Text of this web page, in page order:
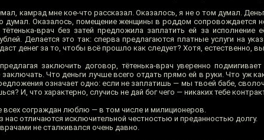
камрад мне кое-что рассказал. Оказалось, я не о том думал.
думал. Оказалось, помещение женщины в роддом сопровождается
врач без затей предложила заплатить ей за исполнение
Делается это так: сперва предлагаются платные услуги на
денег за то, чтобы всё прошло как следует? Хотя, естественно,
заключить договор, тётенька-врач уверенно
Что деньги лучше всего отдать прямо ей в руки. Что уж
означает одно: если не заплатишь — мы твоей бабе,
И, что характерно, случись не дай бог чего — никаких тебе
всех сограждан люблю — в том числе и милиционеров.
нас отличаются исключительной честностью и преданностью долгу.
не сталкивался очень давно.